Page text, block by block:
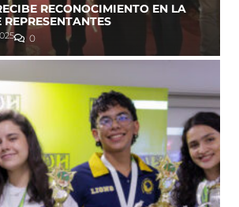
RECONOCIMIENTO EN LA
0